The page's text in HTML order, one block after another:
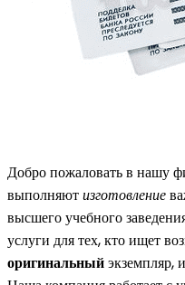
Добро пожаловать в нашу
выполняютизготовление
высшего учебного
услуги для тех, кто ищет
оригинальныйэкземпляр,